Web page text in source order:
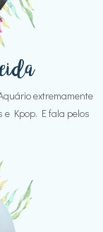
extremamente
e Kpop. E fala pelos